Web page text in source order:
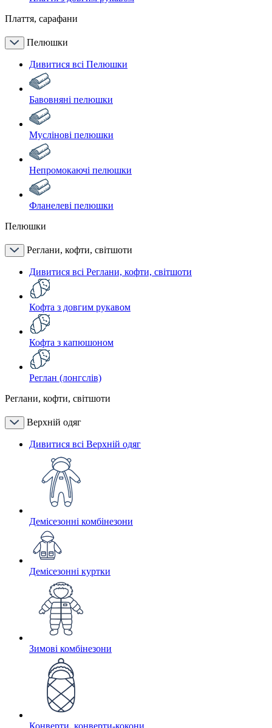
Плаття, сарафани
Пелюшки
Дивитися всі Пелюшки
Бавовняні пелюшки
Муслінові пелюшки
Непромокаючі пелюшки
Фланелеві пелюшки
Пелюшки
Реглани, кофти, світшоти
Дивитися всі Реглани, кофти, світшоти
Кофта з довгим рукавом
Кофта з капюшоном
Реглан (лонгслів)
Реглани, кофти, світшоти
Верхній одяг
Дивитися всі Верхній одяг
Демісезонні комбінезони
Демісезонні куртки
Зимові комбінезони
Конверти, конверти-кокони